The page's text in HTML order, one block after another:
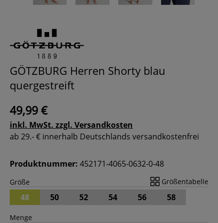
GÖTZBURG Herren Shorty blau
quergestreift
49,99 €
inkl. MwSt. zzgl. Versandkosten
ab 29.- € innerhalb Deutschlands versandkostenfrei
Produktnummer: 452171-4065-0632-0-48
Größe Größentabelle
48 50 52 54 56 58
Menge